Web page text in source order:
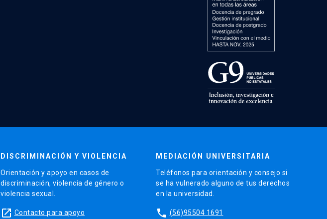
DISCRIMINACIÓN Y VIOLENCIA
Orientación y apoyo en casos de
discriminación, violencia de género o
violencia sexual.
launch Contacto para apoyo
MEDIACIÓN UNIVERSITARIA
Teléfonos para orientación y consejo si
se ha vulnerado alguno de tus derechos
en la universidad.
phone (56)95504 1691